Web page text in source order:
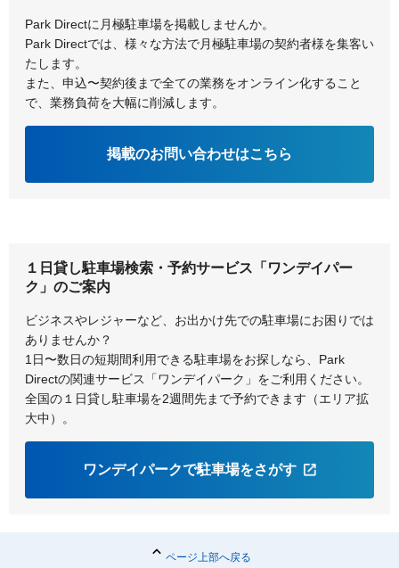
岸和田市
Park Directに月極駐車場を掲載しませんか。
Park Directでは、様々な方法で月極駐車場の契約者様を集客い
たします。
また、申込〜契約後まで全ての業務をオンライン化すること
で、業務負荷を大幅に削減します。
掲載のお問い合わせはこちら
１日貸し駐車場検索・予約サービス「ワンデイパー
ク」のご案内
ビジネスやレジャーなど、お出かけ先での駐車場にお困りでは
ありませんか？
1日〜数日の短期間利用できる駐車場をお探しなら、Park
Directの関連サービス「ワンデイパーク」をご利用ください。
全国の１日貸し駐車場を2週間先まで予約できます（エリア拡
大中）。
ワンデイパークで駐車場をさがす
ページ上部へ戻る